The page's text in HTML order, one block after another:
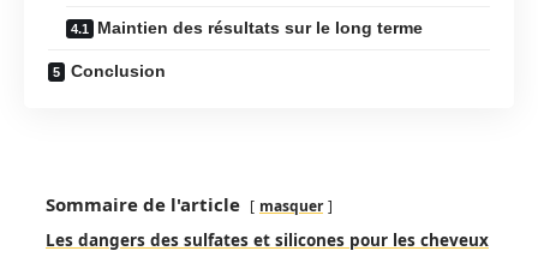
Maintien des résultats sur le long terme
Conclusion
Sommaire de l'article masquer
Les dangers des sulfates et silicones pour les cheveux